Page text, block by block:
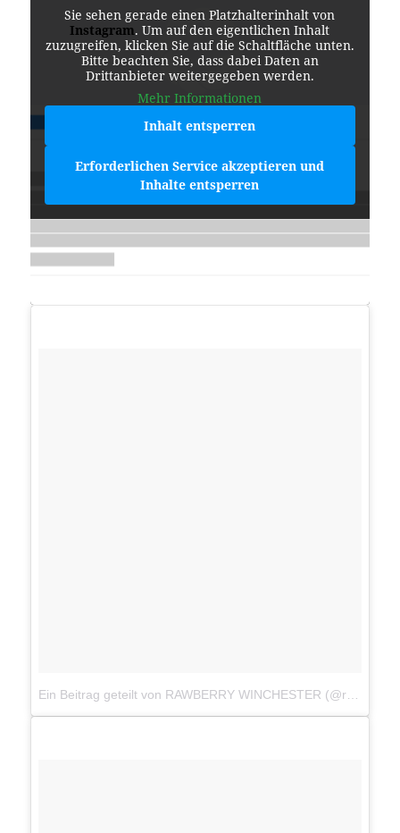
Sie sehen gerade einen Platzhalterinhalt von
Instagram. Um auf den eigentlichen Inhalt
zuzugreifen, klicken Sie auf die Schaltfläche unten.
Bitte beachten Sie, dass dabei Daten an
Drittanbieter weitergegeben werden.
Mehr Informationen
Inhalt entsperren
Erforderlichen Service akzeptieren und
Inhalte entsperren